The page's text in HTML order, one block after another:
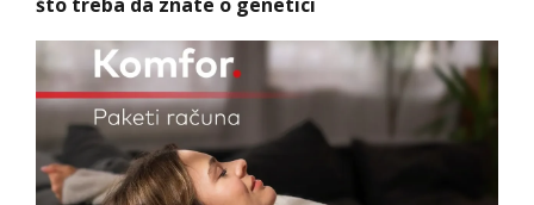
što treba da znate o genetici